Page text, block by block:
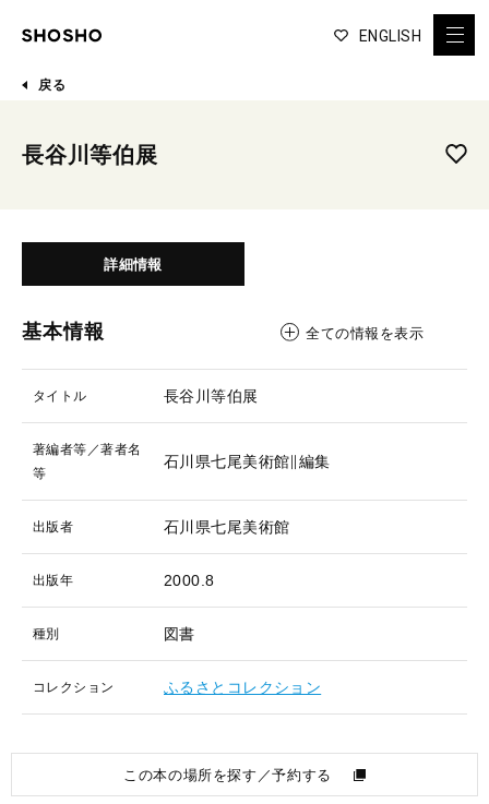
ENGLISH
戻る
長谷川等伯展
詳細情報
基本情報 全ての情報を表示
タイトル 長谷川等伯展
著編者等／著者名
等
石川県七尾美術館∥編集
出版者 石川県七尾美術館
出版年 2000.8
種別 図書
コレクション ふるさとコレクション
この本の場所を探す／予約する